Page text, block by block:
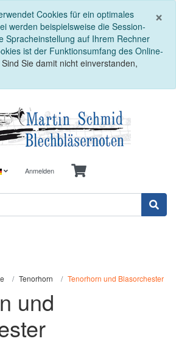
×
Cookies für ein optimales
werden beispielsweise die Session-
Spracheinstellung auf Ihrem Rechner
ist der Funktionsumfang des Online-
Sind Sie damit nicht einverstanden,
Anmelden
Tenorhorn Tenorhorn und Blasorchester
und